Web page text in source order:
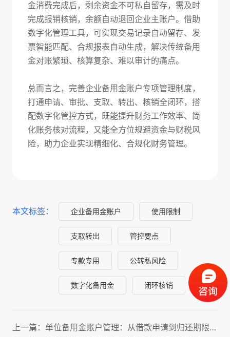
金消费完成后，剩余资金不可私自留存，需及时
完成报销核销，余额自动退回企业主账户。借助
数字化管理工具，可实现交易记录自动留存、发
票智能匹配、合规报表自动生成，解决传统备用
金对账繁琐、核算复杂、难以审计的痛点。
总而言之，完善企业备用金账户专项管理制度，
打通申请、审批、支取、转出、核销全闭环，搭
配数字化管控方式，既能提升财务工作效率、简
化账务核对流程，又能全方位规避资金与财税风
险，助力企业实现精细化、合规化财务管理。
本文标签： 企业备用金账户 使用限制
支取转出 管控要点
专款专用 公转私风险
数字化备用金 闭环核销
上一篇：单位备用金账户管理：从借款申请到归还期限全面指南